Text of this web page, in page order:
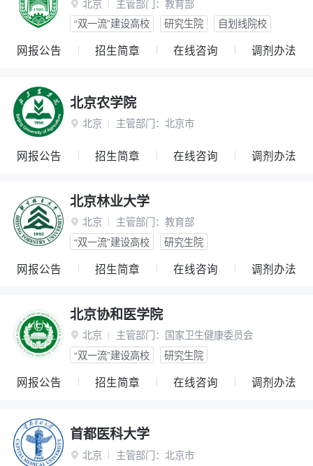
 北京 主管部门： 教育部
“双一流”建设高校
研究生院 自划线院校
网报公告 招生简章 在线咨询 调剂办法
北京农学院
 北京 主管部门： 北京市
网报公告 招生简章 在线咨询 调剂办法
北京林业大学
 北京 主管部门： 教育部
“双一流”建设高校
研究生院
网报公告 招生简章 在线咨询 调剂办法
北京协和医学院
 北京 主管部门： 国家卫生健康委员会
“双一流”建设高校
研究生院
网报公告 招生简章 在线咨询 调剂办法
首都医科大学
 北京 主管部门： 北京市